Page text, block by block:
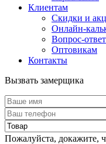
Клиентам
Скидки и
Онлайн-
Вопрос-ответ
Оптовикам
Контакты
Вызвать замерщика
Пожалуйста, докажите,